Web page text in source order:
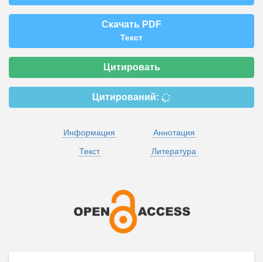
Скачать PDF
Текст
Цитировать
Цитирований:
Информация
Аннотация
Текст
Литература